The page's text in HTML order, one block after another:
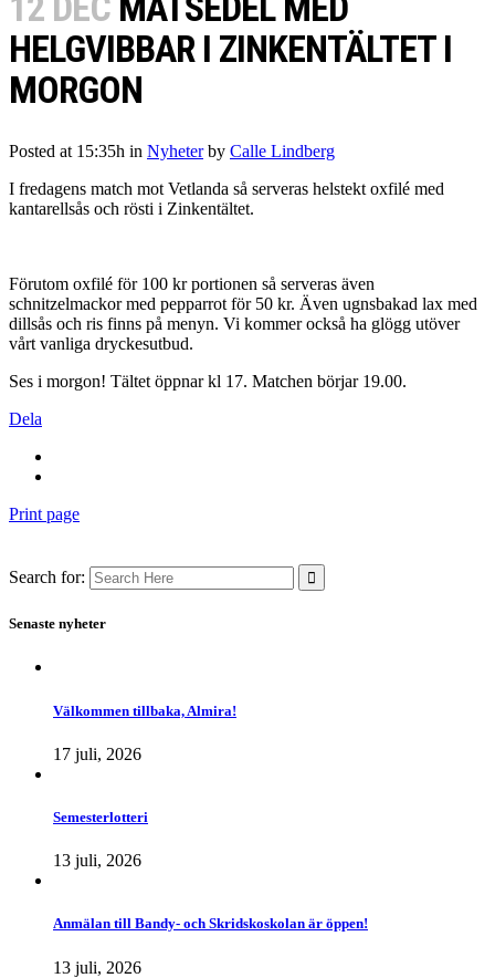
HELGVIBBAR I ZINKENTÄLTET I
MORGON
Posted at 15:35h in Nyheter by Calle Lindberg
I fredagens match mot Vetlanda så serveras helstekt oxfilé med
kantarellsås och rösti i Zinkentältet.
Förutom oxfilé för 100 kr portionen så serveras även
schnitzelmackor med pepparrot för 50 kr. Även ugnsbakad lax med
dillsås och ris finns på menyn. Vi kommer också ha glögg utöver
vårt vanliga dryckesutbud.
Ses i morgon! Tältet öppnar kl 17. Matchen börjar 19.00.
Dela
Print page
Search for:
Senaste nyheter
Välkommen tillbaka, Almira!
17 juli, 2026
Semesterlotteri
13 juli, 2026
Anmälan till Bandy- och Skridskoskolan är öppen!
13 juli, 2026